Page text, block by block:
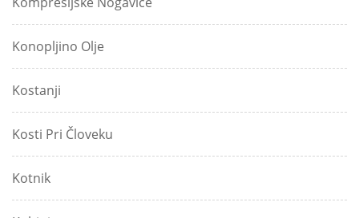
Konopljino Olje
Kostanji
Kosti Pri Človeku
Kotnik